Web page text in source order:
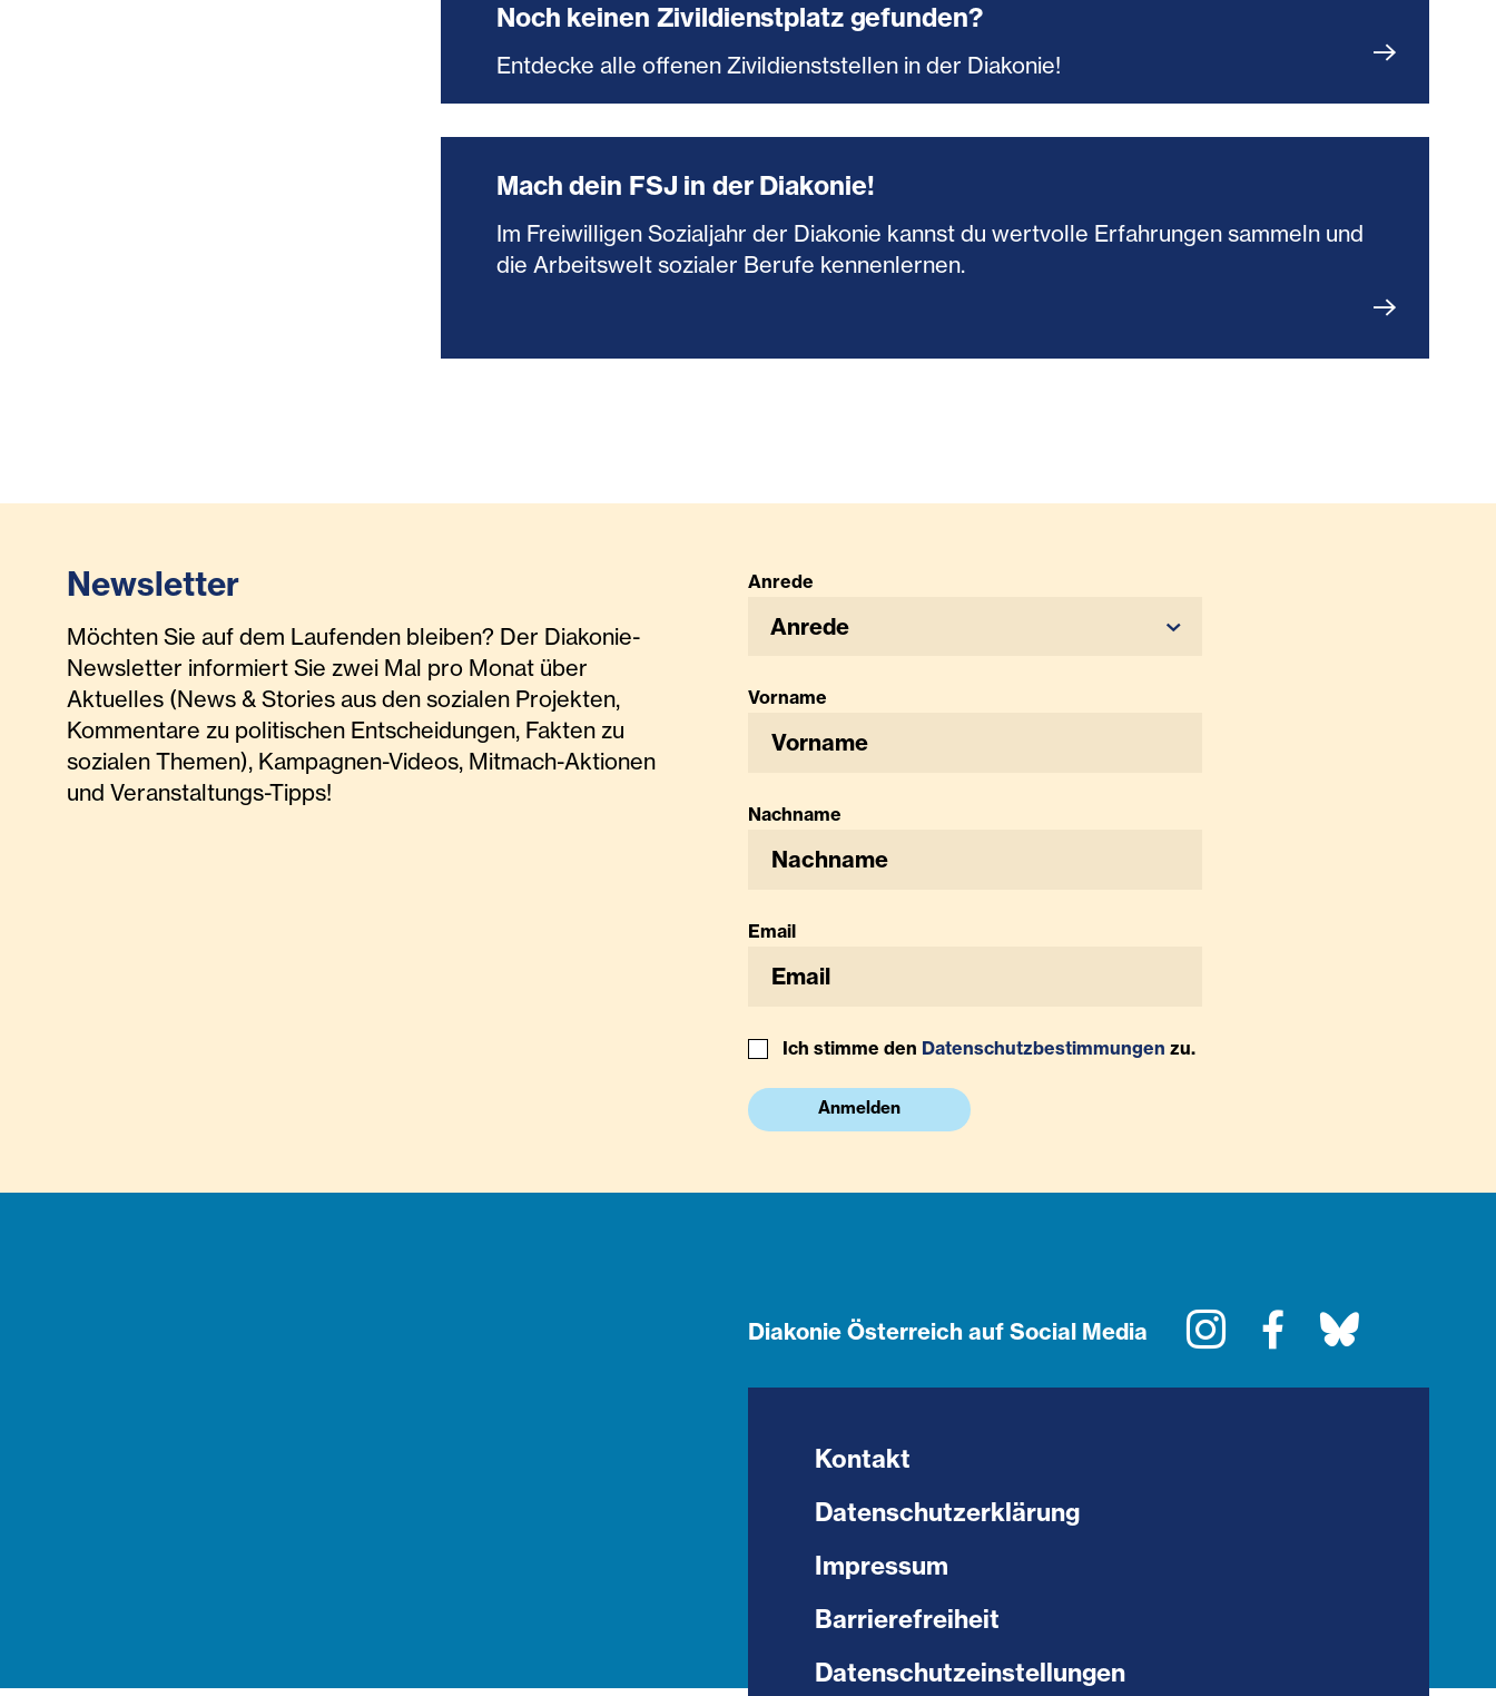
Noch keinen Zivildienstplatz gefunden?
Entdecke alle offenen Zivildienststellen in der Diakonie!
Mach dein FSJ in der Diakonie!
Im Freiwilligen Sozialjahr der Diakonie kannst du wertvolle Erfahrungen sammeln und
die Arbeitswelt sozialer Berufe kennenlernen.
Newsletter
Möchten Sie auf dem Laufenden bleiben? Der Diakonie-
Newsletter informiert Sie zwei Mal pro Monat über
Aktuelles (News & Stories aus den sozialen Projekten,
Kommentare zu politischen Entscheidungen, Fakten zu
sozialen Themen), Kampagnen-Videos, Mitmach-Aktionen
und Veranstaltungs-Tipps!
Anrede
Anrede
Vorname
Nachname
Email
Ich stimme den Datenschutzbestimmungen zu.
Anmelden
Diakonie Österreich auf Social Media InstagramFacebook
Kontakt
Datenschutzerklärung
Impressum
Barrierefreiheit
Datenschutzeinstellungen